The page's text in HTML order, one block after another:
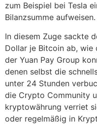
zum Beispiel bei Tesla
Bilanzsumme aufweisen.
In diesem Zuge sackte
Dollar je Bitcoin ab, wie
der Yuan Pay Group
denen selbst die
unter 24 Stunden
die Crypto Community
kryptowährung verriet
oder regelmäßig in